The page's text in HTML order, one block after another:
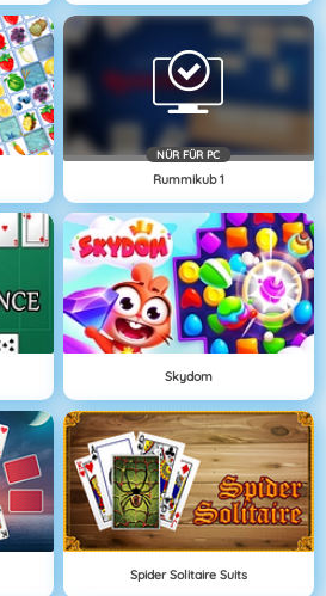
NÜR FÜR PC
Rummikub 1
Skydom
Spider Solitaire Suits